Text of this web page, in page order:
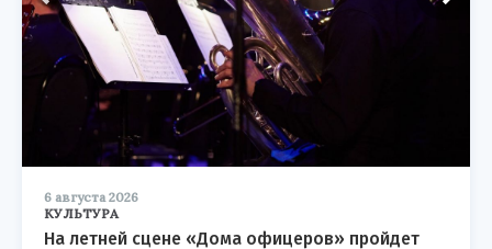
6 августа 2026
КУЛЬТУРА
На летней сцене «Дома офицеров» пройдет